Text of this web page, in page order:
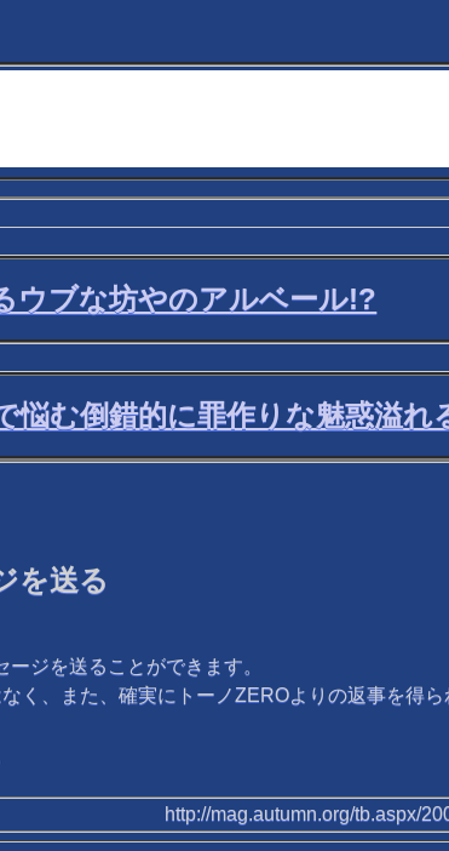
ウブな坊やのアルベール!?
悩む倒錯的に罪作りな魅惑溢れ
を送る
ジを送ることができます。
、また、確実にトーノZEROよりの返事を得ら
http://mag.autumn.org/tb.aspx/